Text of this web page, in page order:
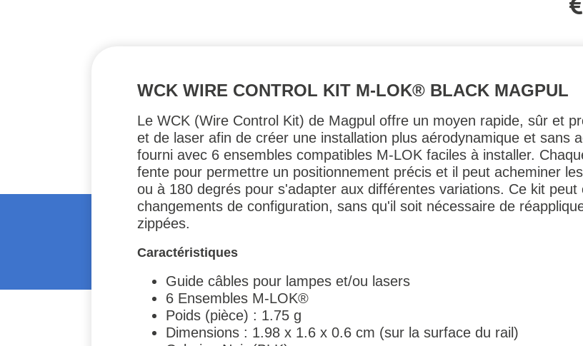
WCK WIRE CONTROL KIT M-LOK® BLACK MAGPUL
Le WCK (Wire Control Kit) de Magpul offre un moyen rapide, sûr et
et de laser afin de créer une installation plus aérodynamique et sans
fourni avec 6 ensembles compatibles M-LOK faciles à installer.
fente pour permettre un positionnement précis et il peut acheminer
ou à 180 degrés pour s'adapter aux différentes variations. Ce kit
changements de configuration, sans qu'il soit nécessaire de
zippées.
Caractéristiques
Guide câbles pour lampes et/ou lasers
6 Ensembles M-LOK®
Poids (pièce) : 1.75 g
Dimensions : 1.98 x 1.6 x 0.6 cm (sur la surface du rail)